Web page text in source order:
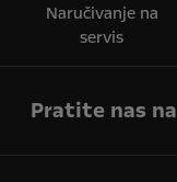
Naručivanje na
servis
Pratite nas na